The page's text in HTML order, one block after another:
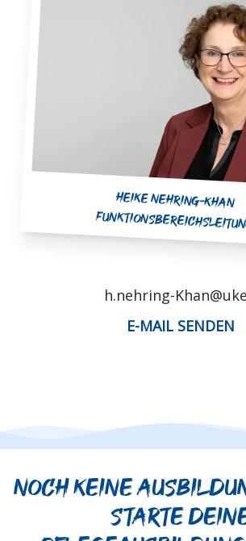
Heike Nehring-Khan
E-MAIL SENDEN
h.nehring-
Noch keine
starte